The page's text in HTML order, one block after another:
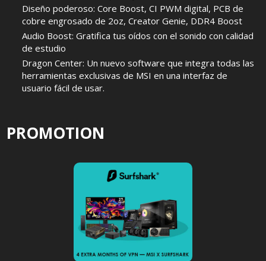
Diseño poderoso: Core Boost, CI PWM digital, PCB de
cobre engrosado de 2oz, Creator Genie, DDR4 Boost
Audio Boost: Gratifica tus oídos con el sonido con calidad
de estudio
Dragon Center: Un nuevo software que integra todas las
herramientas exclusivas de MSI en una interfaz de
usuario fácil de usar.
PROMOTION